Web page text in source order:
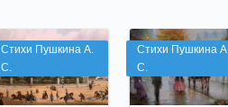
Стихи Пушкина А.
С.
Стихи Пушкина А.
С.